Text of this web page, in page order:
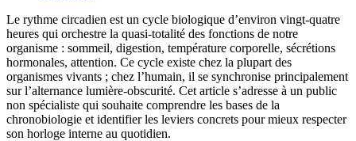
Le rythme circadien est un cycle biologique d’environ vingt-quatre
heures qui orchestre la quasi-totalité des fonctions de notre
organisme : sommeil, digestion, température corporelle, sécrétions
hormonales, attention. Ce cycle existe chez la plupart des
organismes vivants ; chez l’humain, il se synchronise principalement
sur l’alternance lumière-obscurité. Cet article s’adresse à un public
non spécialiste qui souhaite comprendre les bases de la
chronobiologie et identifier les leviers concrets pour mieux respecter
son horloge interne au quotidien.